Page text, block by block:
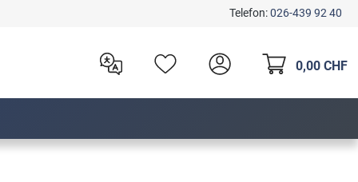
Telefon:026-439 92 40
0,00 CHF